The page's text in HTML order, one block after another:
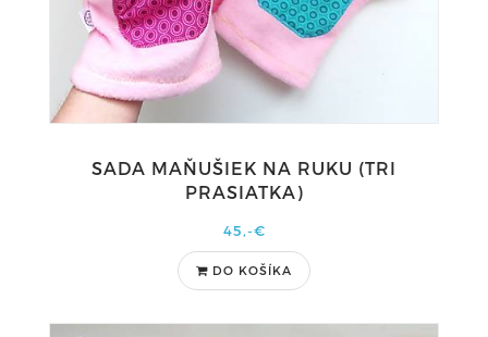
SADA MAŇUŠIEK NA RUKU (TRI
PRASIATKA)
45,-€
DO KOŠÍKA